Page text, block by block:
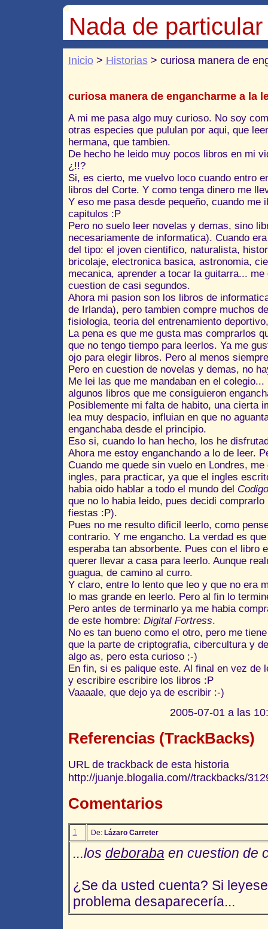
Nada de particular
Inicio> Historias> curiosa manera de
curiosa manera de engancharme a la
A mi me pasa algo muy curioso. No soy
otras especies que pululan por aqui, que
hermana, que tambien.
De hecho he leido muy pocos libros en mi
¿!!?
Si, es cierto, me vuelvo loco cuando entro
libros del Corte. Y como tenga dinero me
Y eso me pasa desde pequeño, cuando me
capitulos :P
Pero no suelo leer novelas y demas, sino
necesariamente de informatica). Cuando
del tipo: el joven cientifico, naturalista,
bricolaje, electronica basica, astronomia,
mecanica, aprender a tocar la guitarra...
cuestion de casi segundos.
Ahora mi pasion son los libros de
de Irlanda), pero tambien compre muchos
fisiologia, teoria del entrenamiento
La pena es que me gusta mas comprarlos
que no tengo tiempo para leerlos. Ya me
ojo para elegir libros. Pero al menos
Pero en cuestion de novelas y demas, no
Me lei las que me mandaban en el
algunos libros que me consiguieron
Posiblemente mi falta de habito, una cierta
lea muy despacio, influian en que no
enganchaba desde el principio.
Eso si, cuando lo han hecho, los he
Ahora me estoy enganchando a lo de leer.
Cuando me quede sin vuelo en Londres,
ingles, para practicar, ya que el ingles
habia oido hablar a todo el mundo del
que no lo habia leido, pues decidi
fiestas :P).
Pues no me resulto dificil leerlo, como
contrario. Y me engancho. La verdad es
esperaba tan absorbente. Pues con el libro
querer llevar a casa para leerlo. Aunque
guagua, de camino al curro.
Y claro, entre lo lento que leo y que no era
lo mas grande en leerlo. Pero al fin lo
Pero antes de terminarlo ya me habia
de este hombre: Digital Fortress.
No es tan bueno como el otro, pero me
que la parte de criptografia, cibercultura y
algo as, pero esta curioso ;-)
En fin, si es palique este. Al final en vez
y escribire escribire los libros :P
Vaaaale, que dejo ya de escribir :-)
2005-07-01 a las
Referencias (TrackBacks)
URL de trackback de esta historia
http://juanje.blogalia.com//trackbacks/
Comentarios
1 De: Lázaro Carreter
...los deboraba en cuestion de
¿Se da usted cuenta? Si
problema desaparecería...